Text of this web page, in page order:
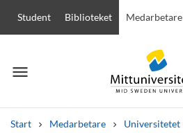
Student Biblioteket Medarbetare
menu
Meny
Start Medarbetare Universitetet